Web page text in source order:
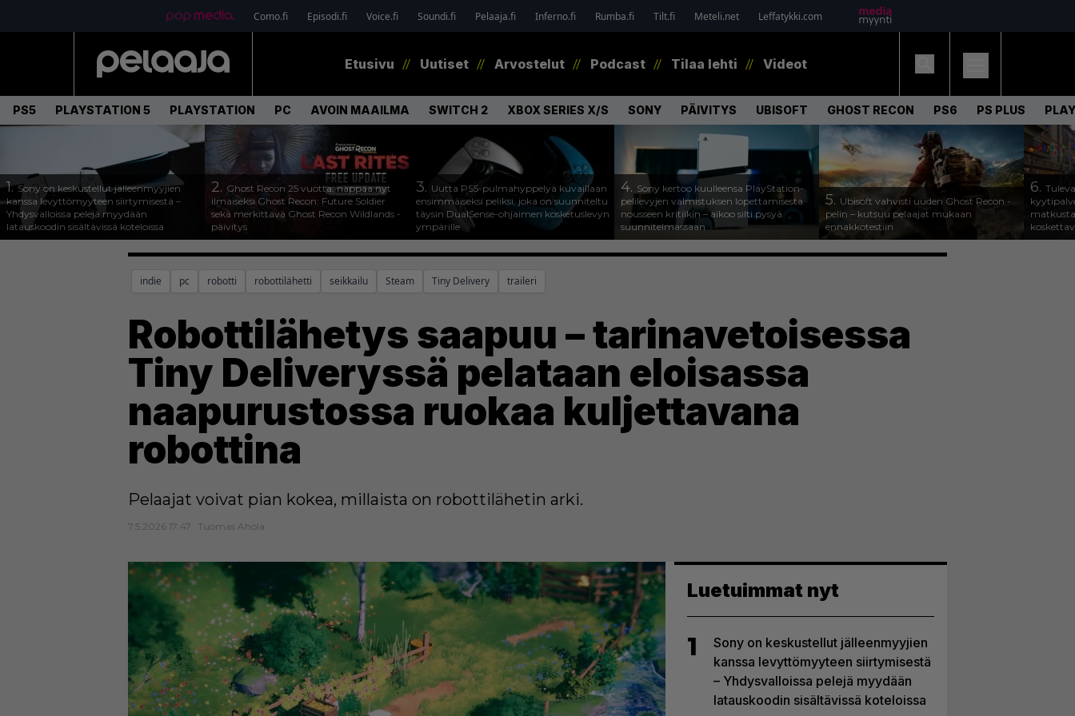
Como.fi Episodi.fi Voice.fi Soundi.fi Pelaaja.fi Inferno.fi Rumba.fi Tilt.fi Meteli.net Leffatykki.com
Etusivu Uutiset Arvostelut Podcast Tilaa lehti Videot
PS5 PLAYSTATION 5 PLAYSTATION PC AVOIN MAAILMA SWITCH 2 XBOX SERIES X/S SONY PÄIVITYS UBISOFT GHOST RECON PS6 PS PLUS
1.Sony on keskustellut jälleenmyyjien
kanssa levyttömyyteen siirtymisestä –
Yhdysvalloissa pelejä myydään
latauskoodin sisältävissä koteloissa
2. Ghost Recon 25 vuotta: nappaa nyt
ilmaiseksi Ghost Recon: Future Soldier
sekä merkittävä Ghost Recon Wildlands -
päivitys
3. Uutta PS5-pulmahyppelyä kuvaillaan
ensimmäiseksi peliksi, joka on suunniteltu
täysin DualSense-ohjaimen kosketuslevyn
ympärille
4. Sony kertoo kuulleensa PlayStation-
pelilevyjen valmistuksen lopettamisesta
nousseen kritiikin – aikoo silti pysyä
suunnitelmassaan
5. Ubisoft vahvisti uuden Ghost Recon -
pelin – kutsuu pelaajat mukaan
ennakkotestiin
6.
indie pc robotti robottilähetti seikkailu Steam Tiny Delivery traileri
Robottilähetys saapuu – tarinavetoisessa
Tiny Deliveryssä pelataan eloisassa
naapurustossa ruokaa kuljettavana
robottina
Pelaajat voivat pian kokea, millaista on robottilähetin arki.
7.5.2026 17:47 Tuomas Ahola
Luetuimmat nyt
1
Sony on keskustellut jälleenmyyjien
kanssa levyttömyyteen siirtymisestä
– Yhdysvalloissa pelejä myydään
latauskoodin sisältävissä koteloissa